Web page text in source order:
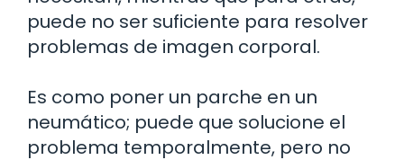
puede no ser suficiente para resolver
problemas de imagen corporal.
Es como poner un parche en un
neumático; puede que solucione el
problema temporalmente, pero no